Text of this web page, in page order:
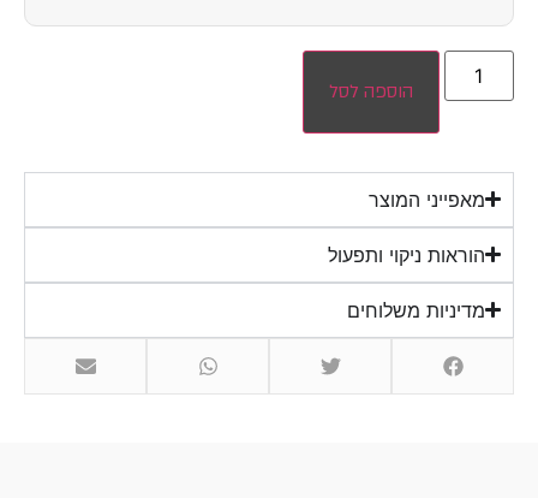
הוספה לסל
מאפייני המוצר
הוראות ניקוי ותפעול
מדיניות משלוחים